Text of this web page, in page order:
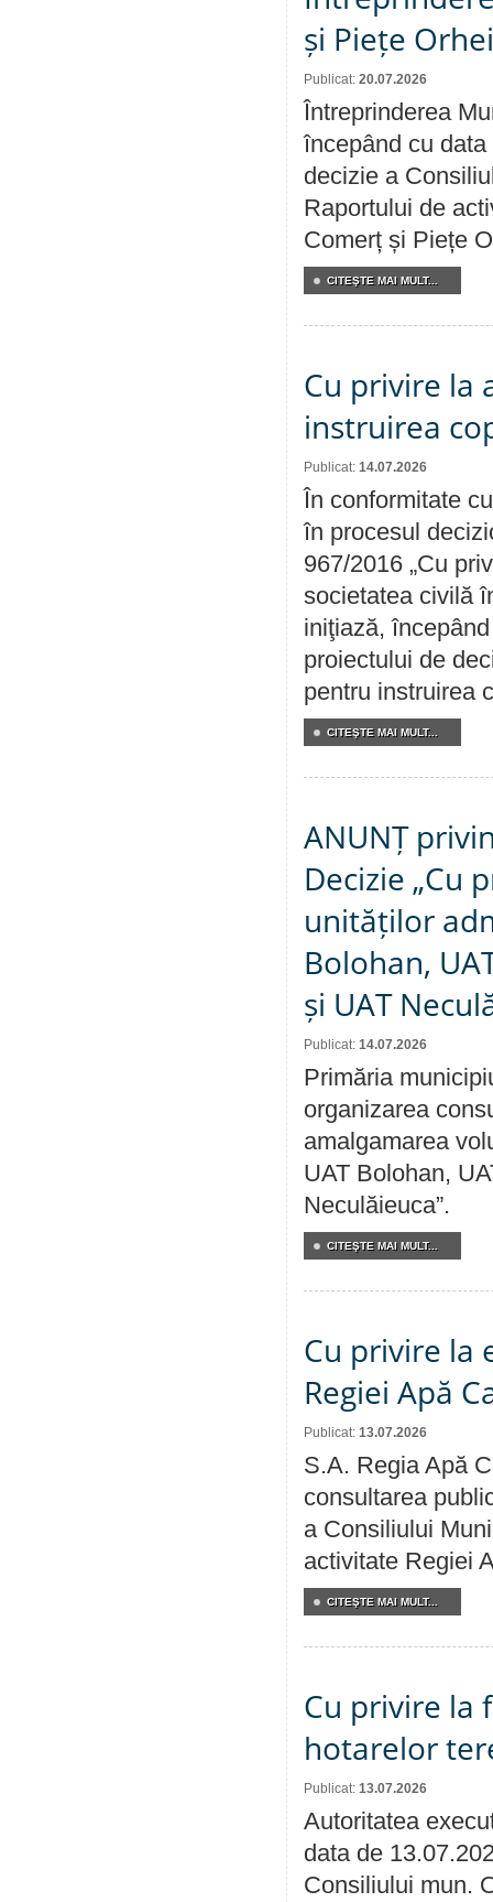
și Piețe
Publicat: 20.07.2026
Întreprinderea
începând cu
decizie a
Raportului de
Comerț și Piețe
CITEŞTE MAI MULT...
Cu privire la
instruirea
Publicat: 14.07.2026
În conformitate
în procesul
967/2016 „Cu
societatea civilă
iniţiază,
proiectului de
pentru instruirea
CITEŞTE MAI MULT...
ANUNȚ
Decizie „Cu
unităților
Bolohan,
și UAT
Publicat: 14.07.2026
Primăria
organizarea
amalgamarea
UAT Bolohan,
Neculăieuca”.
CITEŞTE MAI MULT...
Cu privire la
Regiei Apă
Publicat: 13.07.2026
S.A. Regia Apă
consultarea
a Consiliului
activitate Regiei
CITEŞTE MAI MULT...
Cu privire la
hotarelor
Publicat: 13.07.2026
Autoritatea
data de
Consiliului mun.